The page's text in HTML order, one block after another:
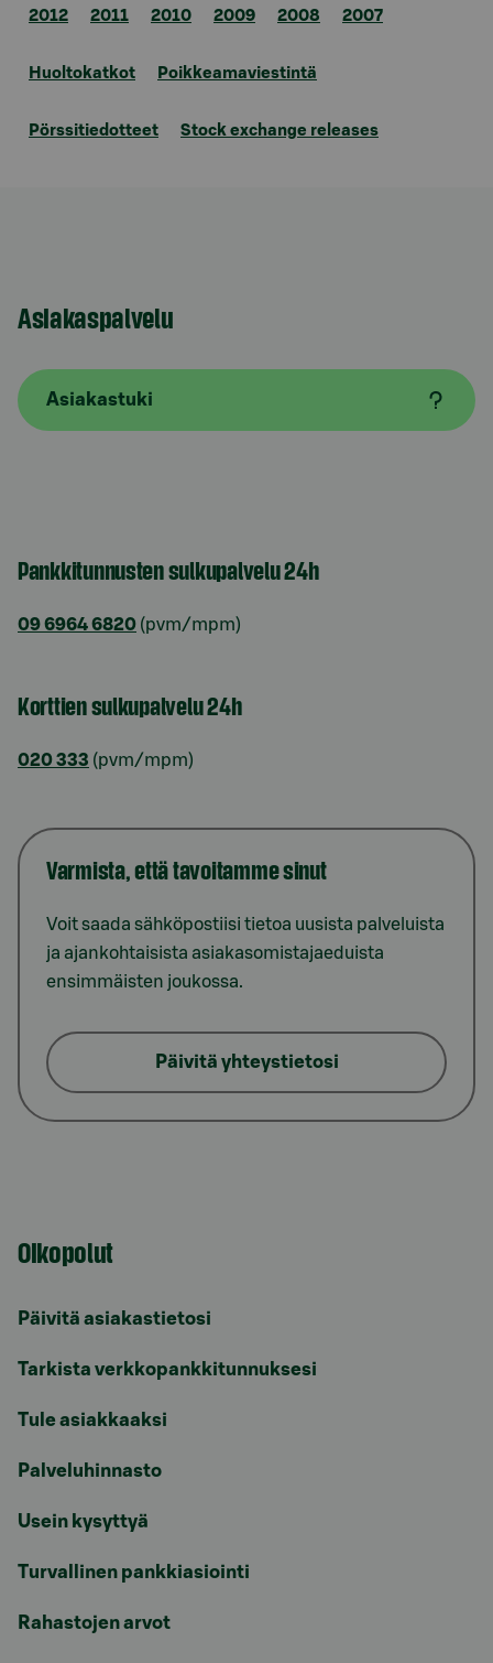
2012 2011 2010 2009 2008 2007
Huoltokatkot Poikkeamaviestintä
Pörssitiedotteet Stock exchange releases
Asiakaspalvelu
Asiakastuki
Pankkitunnusten sulkupalvelu 24h
09 6964 6820 (pvm/mpm)
Korttien sulkupalvelu 24h
020 333 (pvm/mpm)
Varmista, että tavoitamme sinut
Voit saada sähköpostiisi tietoa uusista palveluista
ja ajankohtaisista asiakasomistajaeduista
ensimmäisten joukossa.
Päivitä yhteystietosi
Oikopolut
Päivitä asiakastietosi
Tarkista verkkopankkitunnuksesi
Tule asiakkaaksi
Palveluhinnasto
Usein kysyttyä
Turvallinen pankkiasiointi
Rahastojen arvot